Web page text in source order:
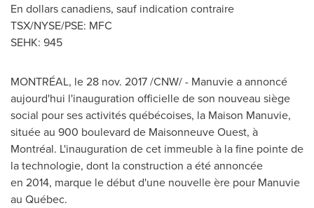
En dollars canadiens, sauf indication contraire
TSX/NYSE/PSE: MFC
SEHK: 945
MONTRÉAL, le28 nov. 2017/CNW/ - Manuvie a annoncé
aujourd'hui l'inauguration officielle de son nouveau siège
social pour ses activités québécoises, la Maison Manuvie,
située au 900 boulevard de Maisonneuve Ouest, à
Montréal. L'inauguration de cet immeuble à la fine pointe de
la technologie, dont la construction a été annoncée
en 2014, marque le début d'une nouvelle ère pour Manuvie
au Québec.